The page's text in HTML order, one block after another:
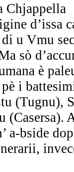
Chjappella
d’issa
di u Vmu
sò
è
i
(Tugnu),
a-bside